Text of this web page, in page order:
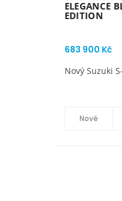
Bonus 22.000
srpnu.